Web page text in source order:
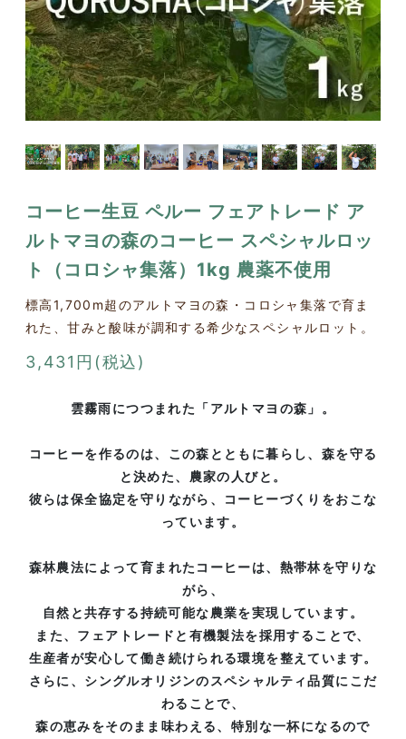
コーヒー生豆 ペルー フェアトレード ア
ルトマヨの森のコーヒー スペシャルロッ
ト（コロシャ集落）1kg 農薬不使用
標高1,700m超のアルトマヨの森・コロシャ集落で育ま
れた、甘みと酸味が調和する希少なスペシャルロット。
3,431円(税込)
雲霧雨につつまれた「アルトマヨの森」。
コーヒーを作るのは、この森とともに暮らし、森を守る
と決めた、農家の人びと。
彼らは保全協定を守りながら、コーヒーづくりをおこな
っています。
森林農法によって育まれたコーヒーは、熱帯林を守りな
がら、
自然と共存する持続可能な農業を実現しています。
また、フェアトレードと有機製法を採用することで、
生産者が安心して働き続けられる環境を整えています。
さらに、シングルオリジンのスペシャルティ品質にこだ
わることで、
森の恵みをそのまま味わえる、特別な一杯になるので